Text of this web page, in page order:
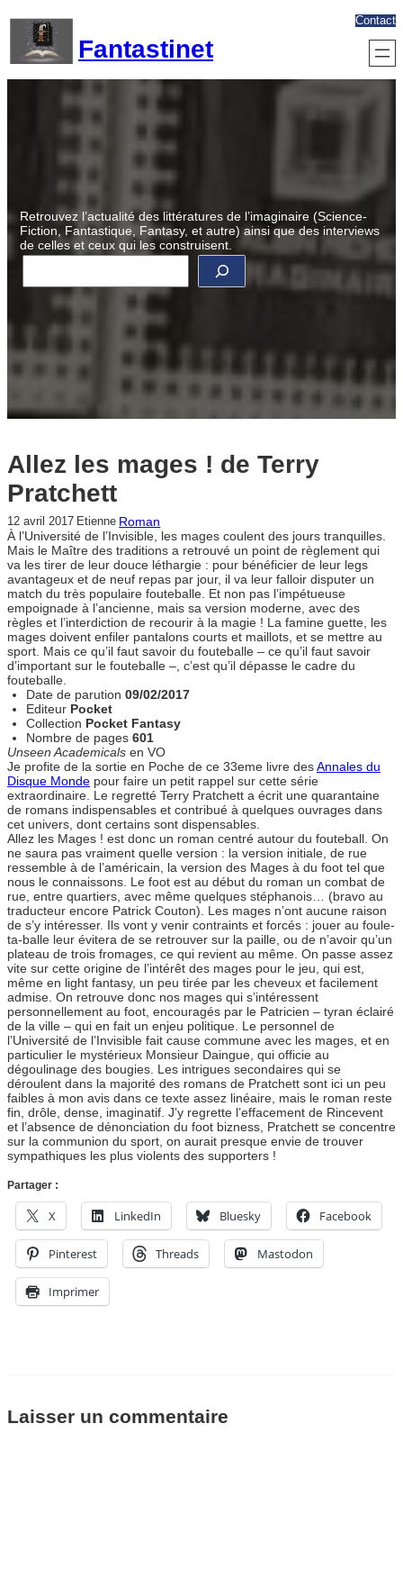
contenu
Fantastinet
Contact
Retrouvez l’actualité des littératures de l’imaginaire (Science-
Fiction, Fantastique, Fantasy, et autre) ainsi que des interviews
de celles et ceux qui les construisent.
R
c
e
Allez les mages ! de Terry
Pratchett
12 avril 2017 Etienne Roman
À l’Université de l’Invisible, les mages coulent des jours tranquilles.
Mais le Maître des traditions a retrouvé un point de règlement qui
va les tirer de leur douce léthargie : pour bénéficier de leur legs
avantageux et de neuf repas par jour, il va leur falloir disputer un
match du très populaire fouteballe. Et non pas l’impétueuse
empoignade à l’ancienne, mais sa version moderne, avec des
règles et l’interdiction de recourir à la magie ! La famine guette, les
mages doivent enfiler pantalons courts et maillots, et se mettre au
sport. Mais ce qu’il faut savoir du fouteballe – ce qu’il faut savoir
d’important sur le fouteballe –, c’est qu’il dépasse le cadre du
fouteballe.
Date de parution 09/02/2017
Editeur Pocket
Collection Pocket Fantasy
Nombre de pages 601
Unseen Academicals en VO
Je profite de la sortie en Poche de ce 33eme livre desAnnales du
Disque Monde pour faire un petit rappel sur cette série
extraordinaire. Le regretté Terry Pratchett a écrit une quarantaine
de romans indispensables et contribué à quelques ouvrages dans
cet univers, dont certains sont dispensables.
Allez les Mages ! est donc un roman centré autour du fouteball. On
ne saura pas vraiment quelle version : la version initiale, de rue
ressemble à de l’américain, la version des Mages à du foot tel que
nous le connaissons. Le foot est au début du roman un combat de
rue, entre quartiers, avec même quelques stéphanois… (bravo au
traducteur encore Patrick Couton). Les mages n’ont aucune raison
de s’y intéresser. Ils vont y venir contraints et forcés : jouer au foule-
ta-balle leur évitera de se retrouver sur la paille, ou de n’avoir qu’un
plateau de trois fromages, ce qui revient au même. On passe assez
vite sur cette origine de l’intérêt des mages pour le jeu, qui est,
même en light fantasy, un peu tirée par les cheveux et facilement
admise. On retrouve donc nos mages qui s’intéressent
personnellement au foot, encouragés par le Patricien – tyran éclairé
de la ville – qui en fait un enjeu politique. Le personnel de
l’Université de l’Invisible fait cause commune avec les mages, et en
particulier le mystérieux Monsieur Daingue, qui officie au
dégoulinage des bougies. Les intrigues secondaires qui se
déroulent dans la majorité des romans de Pratchett sont ici un peu
faibles à mon avis dans ce texte assez linéaire, mais le roman reste
fin, drôle, dense, imaginatif. J’y regrette l’effacement de Rincevent
et l’absence de dénonciation du foot bizness, Pratchett se concentre
sur la communion du sport, on aurait presque envie de trouver
sympathiques les plus violents des supporters !
Partager :
X LinkedIn Bluesky Facebook
Pinterest Threads Mastodon
Imprimer
Laisser un commentaire